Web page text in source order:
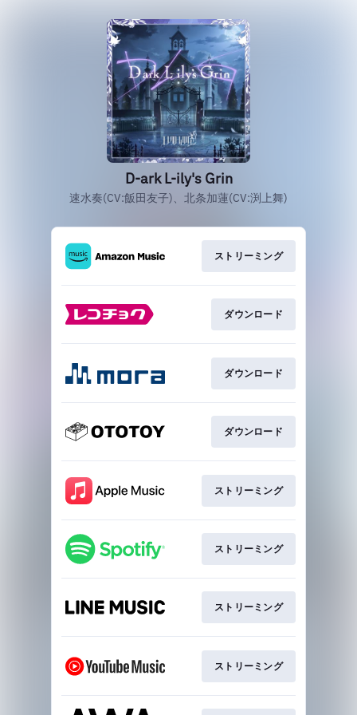
D-ark L-ily's Grin
速水奏(CV:飯田友子)、北条加蓮(CV:渕上舞)
ストリーミング
ダウンロード
ダウンロード
ダウンロード
ストリーミング
ストリーミング
ストリーミング
ストリーミング